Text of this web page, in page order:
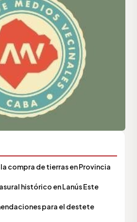
compra de tierras en Provincia
histórico en Lanús Este
para el destete